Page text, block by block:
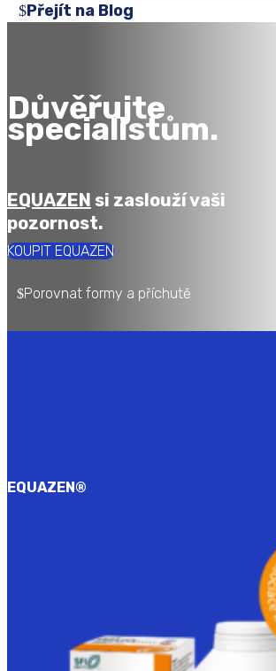
Přejít na Blog
Důvěřujte
specialistům.
EQUAZEN si zaslouží vaši
pozornost.
KOUPIT EQUAZEN
Porovnat formy a příchutě
EQUAZEN®